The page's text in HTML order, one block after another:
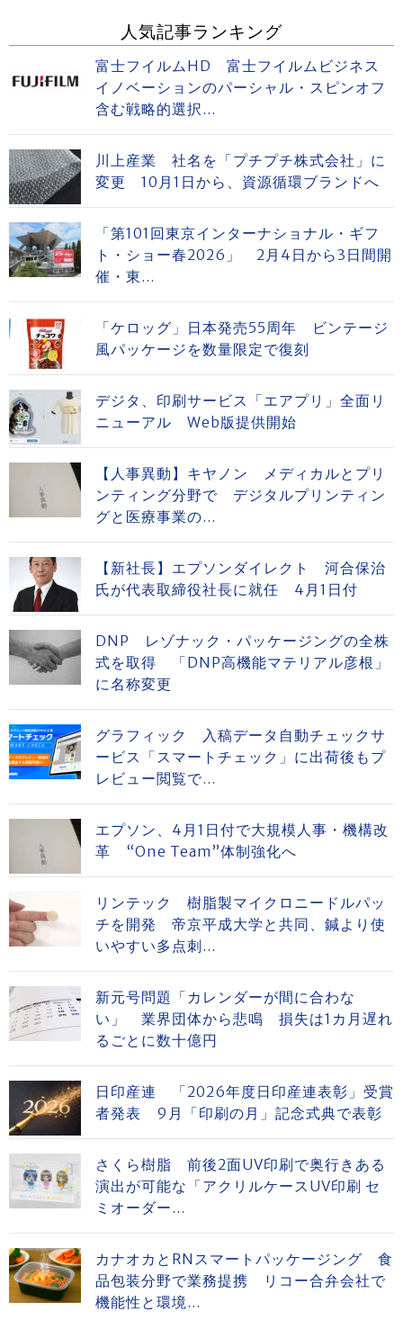
人気記事ランキング
富士フイルムHD 富士フイルムビジネス
イノベーションのパーシャル・スピンオフ
含む戦略的選択...
川上産業 社名を「プチプチ株式会社」に
変更 10月1日から、資源循環ブランドへ
「第101回東京インターナショナル・ギフ
ト・ショー春2026」 2月4日から3日間開
催・東...
「ケロッグ」日本発売55周年 ビンテージ
風パッケージを数量限定で復刻
デジタ、印刷サービス「エアプリ」全面リ
ニューアル Web版提供開始
【人事異動】キヤノン メディカルとプリ
ンティング分野で デジタルプリンティン
グと医療事業の...
【新社長】エプソンダイレクト 河合保治
氏が代表取締役社長に就任 4月1日付
DNP レゾナック・パッケージングの全株
式を取得 「DNP高機能マテリアル彦根」
に名称変更
グラフィック 入稿データ自動チェックサ
ービス「スマートチェック」に出荷後もプ
レビュー閲覧で...
エプソン、4月1日付で大規模人事・機構改
革 “One Team”体制強化へ
リンテック 樹脂製マイクロニードルパッ
チを開発 帝京平成大学と共同、鍼より使
いやすい多点刺...
新元号問題「カレンダーが間に合わな
い」 業界団体から悲鳴 損失は1カ月遅れ
るごとに数十億円
日印産連 「2026年度日印産連表彰」受賞
者発表 9月「印刷の月」記念式典で表彰
さくら樹脂 前後2面UV印刷で奥行きある
演出が可能な「アクリルケースUV印刷 セ
ミオーダー...
カナオカとRNスマートパッケージング 食
品包装分野で業務提携 リコー合弁会社で
機能性と環境...